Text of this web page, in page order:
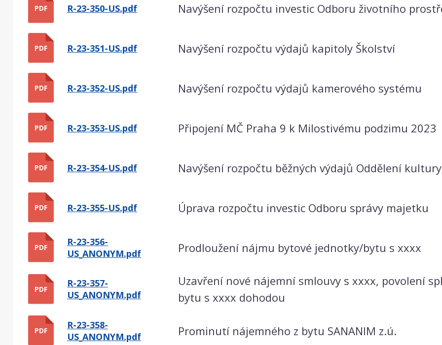
PDF R-23-350-US.pdf Navýšení rozpočtu investic Odboru životního
PDF R-23-351-US.pdf Navýšení rozpočtu výdajů kapitoly Školství
PDF R-23-352-US.pdf Navýšení rozpočtu výdajů kamerového systému
PDF R-23-353-US.pdf Připojení MČ Praha 9 k Milostivému podzimu 2023
PDF R-23-354-US.pdf Navýšení rozpočtu běžných výdajů Oddělení
PDF R-23-355-US.pdf Úprava rozpočtu investic Odboru správy majetku
PDF
R-23-356-
US_ANONYM.pdf
Prodloužení nájmu bytové jednotky/bytu s xxxx
PDF
R-23-357-
US_ANONYM.pdf
Uzavření nové nájemní smlouvy s xxxx, povolení
bytu s xxxx dohodou
PDF
R-23-358-
US_ANONYM.pdf
Prominutí nájemného z bytu SANANIM z.ú.